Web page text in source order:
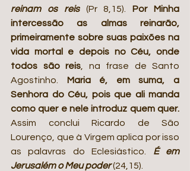
reinam os reis (Pr 8,15). Por Minha
intercessão as almas reinarão,
primeiramente sobre suas paixões na
vida mortal e depois no Céu, onde
todos são reis , na frase de Santo
Agostinho. Maria é, em suma, a
Senhora do Céu, pois que ali manda
como quer e nele introduz quem quer.
Assim conclui Ricardo de São
Lourenço, que à Virgem aplica por isso
as palavras do Eclesiástico. É em
Jerusalém o Meu poder (24,15).